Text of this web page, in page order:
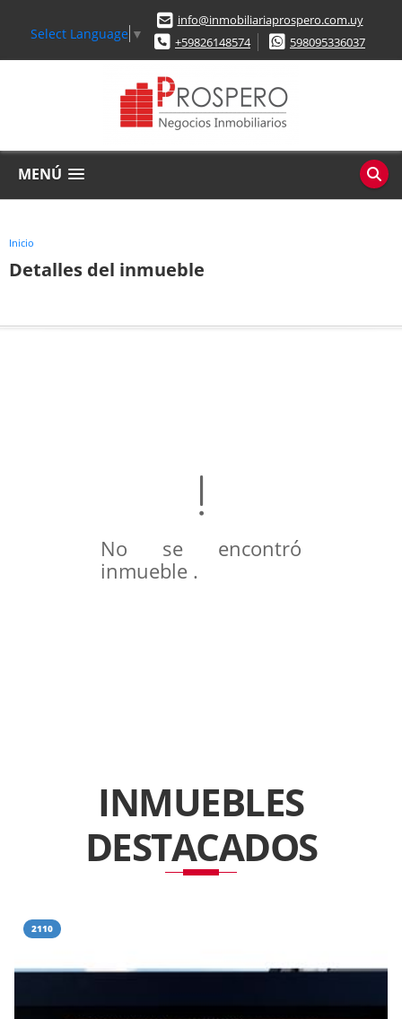
Select Language ▼
info@inmobiliariaprospero.com.uy
+59826148574
598095336037
MENÚ
Inicio
Detalles del inmueble
No se encontró
inmueble .
INMUEBLES
DESTACADOS
2110